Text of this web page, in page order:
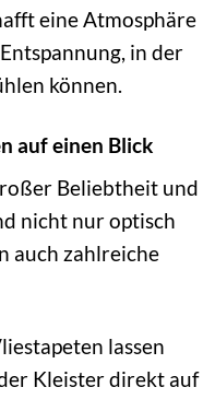
eine Atmosphäre
in der
können.
auf einen Blick
Beliebtheit und
nicht nur optisch
auch zahlreiche
lassen
Kleister direkt auf